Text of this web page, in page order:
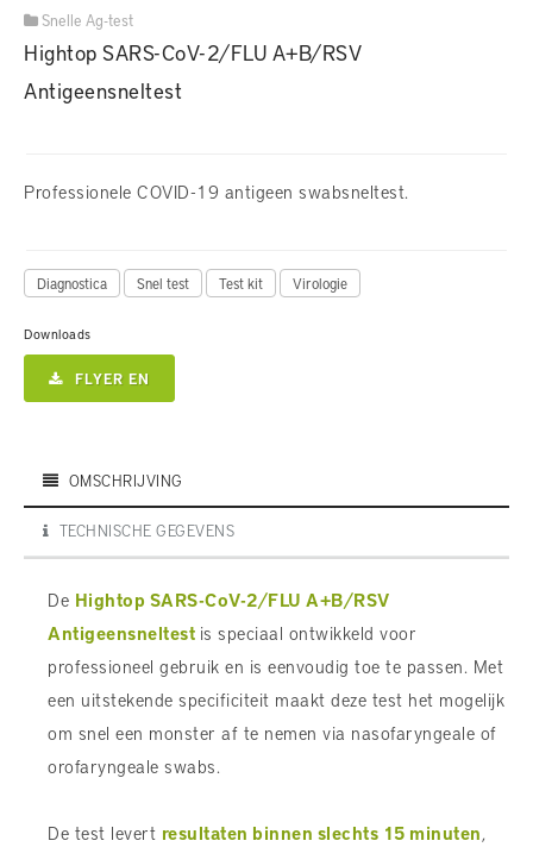
Snelle Ag-test
Hightop SARS-CoV-2/FLU A+B/RSV
Antigeensneltest
Professionele COVID-19 antigeen swabsneltest.
Diagnostica Snel test Test kit Virologie
Downloads
FLYER EN
OMSCHRIJVING
TECHNISCHE GEGEVENS
De Hightop SARS-CoV-2/FLU A+B/RSV
Antigeensneltest is speciaal ontwikkeld voor
professioneel gebruik en is eenvoudig toe te passen. Met
een uitstekende specificiteit maakt deze test het mogelijk
om snel een monster af te nemen via nasofaryngeale of
orofaryngeale swabs.
De test levert resultaten binnen slechts 15 minuten,